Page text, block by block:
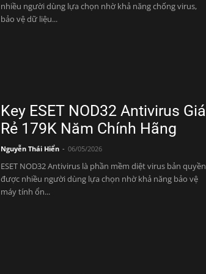
nhiều người dùng lựa chọn nhờ khả năng chống virus,
bảo vệ dữ liệu...
Key ESET NOD32 Antivirus Giá
Rẻ 179K Năm Chính Hãng
Nguyễn Thái Hiển - 06/05/2026
ESET NOD32 Antivirus là phần mềm diệt virus bản quyền
được nhiều người dùng lựa chọn nhờ khả năng bảo vệ
máy tính ổn...